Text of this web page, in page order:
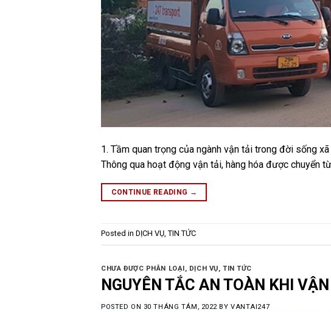
1. Tầm quan trọng của ngành vận tải trong đời sống
Thông qua hoạt động vận tải, hàng hóa được chuyển
CONTINUE READING →
Posted inDỊCH VỤ,TIN TỨC
CHƯA ĐƯỢC PHÂN LOẠI, DỊCH VỤ, TIN TỨC
NGUYÊN TẮC AN TOÀN KHI
POSTED ON 30 THÁNG TÁM, 2022BYVANTAI247